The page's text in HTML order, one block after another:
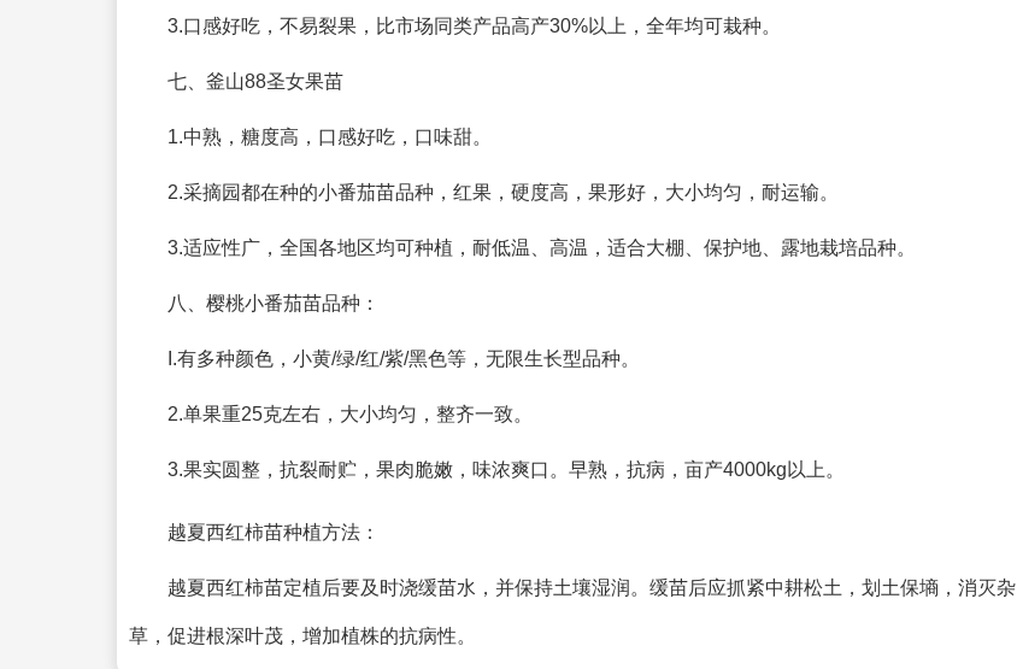
3.口感好吃，不易裂果，比市场同类产品高产30%以上，全年均可栽种。
七、釜山88圣女果苗
1.中熟，糖度高，口感好吃，口味甜。
2.采摘园都在种的小番茄苗品种，红果，硬度高，果形好，大小均匀，耐运输。
3.适应性广，全国各地区均可种植，耐低温、高温，适合大棚、保护地、露地栽培品种。
八、樱桃小番茄苗品种：
I.有多种颜色，小黄/绿/红/紫/黑色等，无限生长型品种。
2.单果重25克左右，大小均匀，整齐一致。
3.果实圆整，抗裂耐贮，果肉脆嫩，味浓爽口。早熟，抗病，亩产4000kg以上。
越夏西红柿苗种植方法：
越夏西红柿苗定植后要及时浇缓苗水，并保持土壤湿润。缓苗后应抓紧中耕松土，划土保墒，消灭杂
草，促进根深叶茂，增加植株的抗病性。